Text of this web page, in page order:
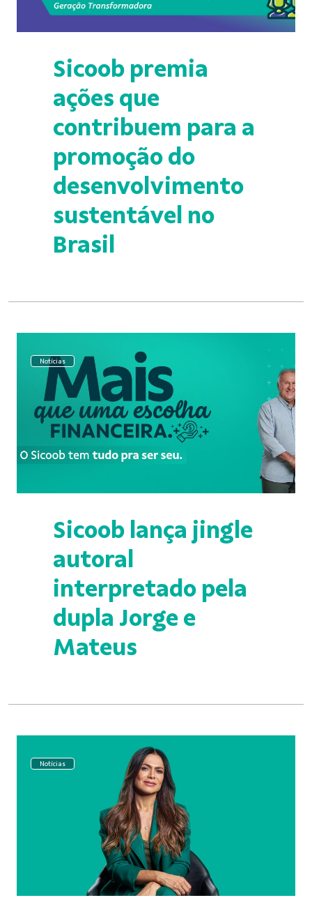
Sicoob premia
ações que
contribuem para a
promoção do
desenvolvimento
sustentável no
Brasil
Notícias
Sicoob lança jingle
autoral
interpretado pela
dupla Jorge e
Mateus
Notícias